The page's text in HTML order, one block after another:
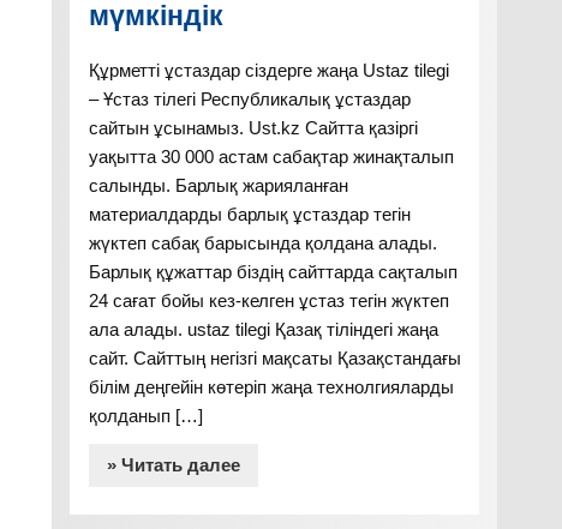
мүмкіндік
Құрметті ұстаздар сіздерге жаңа Ustaz tilegi
– Ұстаз тілегі Республикалық ұстаздар
сайтын ұсынамыз. Ust.kz Сайтта қазіргі
уақытта 30 000 астам сабақтар жинақталып
салынды. Барлық жарияланған
материалдарды барлық ұстаздар тегін
жүктеп сабақ барысында қолдана алады.
Барлық құжаттар біздің сайттарда сақталып
24 сағат бойы кез-келген ұстаз тегін жүктеп
ала алады. ustaz tilegi Қазақ тіліндегі жаңа
сайт. Сайттың негізгі мақсаты Қазақстандағы
білім деңгейін көтеріп жаңа технолгияларды
қолданып […]
» Читать далее